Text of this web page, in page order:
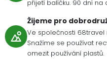
přijetí balíčku. 90 dní
Žijeme pro
Ve společnosti
Snažíme se používat
omezit používání plastů.